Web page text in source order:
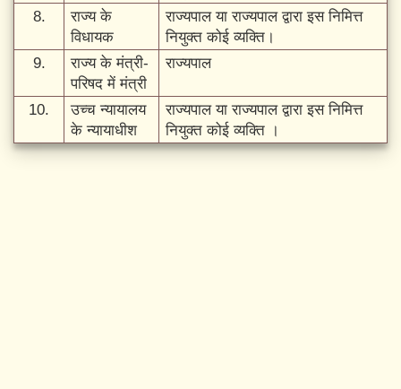
8.
राज्य के
विधायक
राज्यपाल या राज्यपाल द्वारा इस निमित्त
नियुक्त कोई व्यक्ति।
9.
राज्य के मंत्री-
परिषद में मंत्री
राज्यपाल
10.
उच्च न्यायालय
के न्यायाधीश
राज्यपाल या राज्यपाल द्वारा इस निमित्त
नियुक्त कोई व्यक्ति ।